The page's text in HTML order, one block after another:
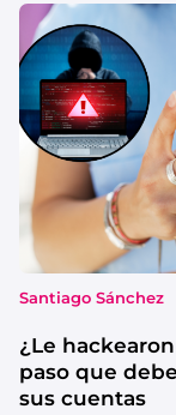
Santiago Sánchez
¿Le
paso que
sus cuentas